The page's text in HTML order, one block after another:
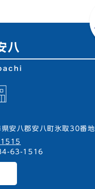
八
県安八郡安八町氷取30番地
63-1516